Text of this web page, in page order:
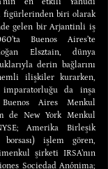
en etkili Yahudi
figürlerinden biri olarak
gelen bir Arjantinli iş
Buenos Aires’te
Elsztain, dünya
derin bağlarını
ilişkiler kurarken,
da inşa
Aires Menkul
de New York Menkul
Amerika Birleşik
işlem gören,
şirketi IRSA’nın
Sociedad Anónima;